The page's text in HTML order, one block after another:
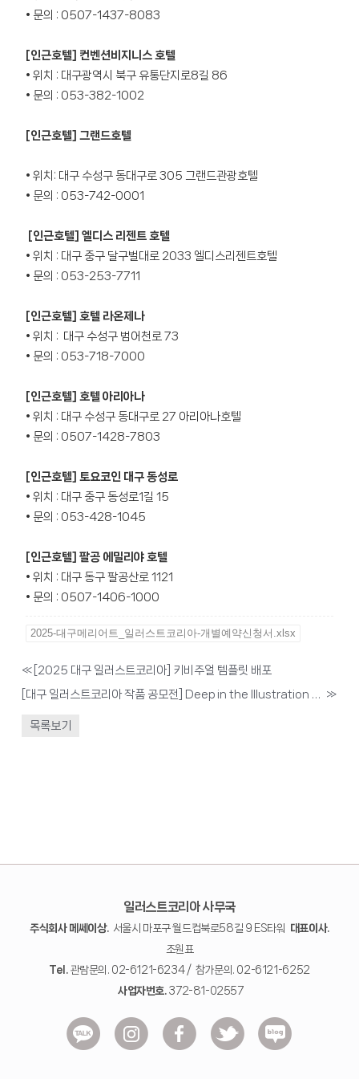
• 문의 : 0507-1437-8083
[인근호텔] 컨벤션비지니스 호텔
• 위치 : 대구광역시 북구 유통단지로8길 86
• 문의 : 053-382-1002
[인근호텔] 그랜드호텔
• 위치: 대구 수성구 동대구로 305 그랜드관광호텔
• 문의 : 053-742-0001
[인근호텔] 엘디스 리젠트 호텔
• 위치 : 대구 중구 달구벌대로 2033 엘디스리젠트호텔
• 문의 : 053-253-7711
[인근호텔] 호텔 라온제나
• 위치 : 대구 수성구 범어천로 73
• 문의 : 053-718-7000
[인근호텔] 호텔 아리아나
• 위치 : 대구 수성구 동대구로 27 아리아나호텔
• 문의 : 0507-1428-7803
[인근호텔] 토요코인 대구 동성로
• 위치 : 대구 중구 동성로1길 15
• 문의 : 053-428-1045
[인근호텔] 팔공 에밀리야 호텔
• 위치 : 대구 동구 팔공산로 1121
• 문의 : 0507-1406-1000
2025-대구메리어트_일러스트코리아-개별예약신청서.xlsx
« [2025 대구 일러스트코리아] 키비주얼 템플릿 배포
[대구 일러스트코리아 작품 공모전] Deep in the Illustration 작품 공모 »
목록보기
일러스트코리아 사무국
주식회사 메쎄이상.서울시 마포구 월드컵북로58길 9 ES타워
대표이사.
조원표
Tel.관람문의. 02-6121-6234 / 참가문의. 02-6121-6252
사업자번호.372-81-02557